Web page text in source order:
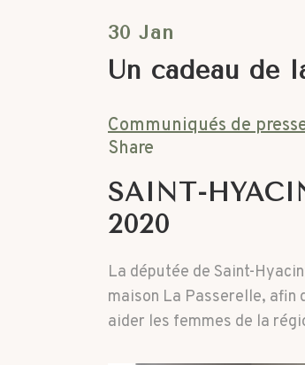
30 Jan
Un cadeau de
Communiqués de
Share
SAINT-
2020
La députée de Saint-
maison La Passerelle, afin
aider les femmes de la